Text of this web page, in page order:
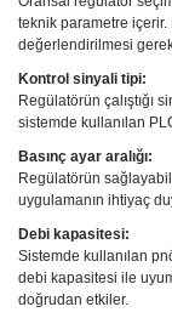
teknik parametre
değerlendirilmesi
Kontrol sinyali tipi:
Regülatörün çalıştığı
sistemde kullanılan
Basınç ayar aralığı:
Regülatörün
uygulamanın ihtiyaç
Debi kapasitesi:
Sistemde kullanılan
debi kapasitesi ile
doğrudan etkiler.